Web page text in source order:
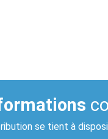
se tient à